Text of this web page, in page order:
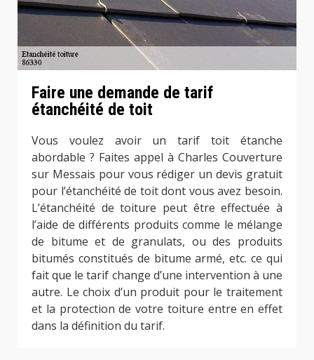
Faire une demande de tarif
étanchéité de toit
Vous voulez avoir un tarif toit étanche
abordable ? Faites appel à Charles Couverture
sur Messais pour vous rédiger un devis gratuit
pour l’étanchéité de toit dont vous avez besoin.
L’étanchéité de toiture peut être effectuée à
l’aide de différents produits comme le mélange
de bitume et de granulats, ou des produits
bitumés constitués de bitume armé, etc. ce qui
fait que le tarif change d’une intervention à une
autre. Le choix d’un produit pour le traitement
et la protection de votre toiture entre en effet
dans la définition du tarif.